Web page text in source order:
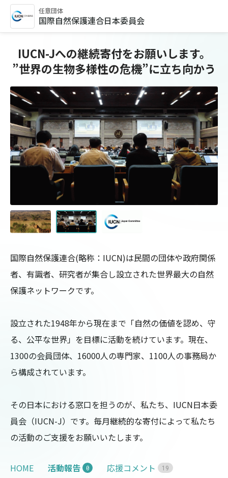
任意団体
国際自然保護連合日本委員会
IUCN-Jへの継続寄付をお願いします。
”世界の生物多様性の危機”に立ち向かう
国際自然保護連合(略称：IUCN)は民間の団体や政府関係
者、有識者、研究者が集合し設立された世界最大の自然
保護ネットワークです。
設立された1948年から現在まで「自然の価値を認め、守
る、公平な世界」を目標に活動を続けています。現在、
1300の会員団体、16000人の専門家、1100人の事務局か
ら構成されています。
その日本における窓口を担うのが、私たち、IUCN日本委
員会（IUCN-J）です。毎月継続的な寄付によって私たち
の活動のご支援をお願いいたします。
HOME 活動報告 0 応援コメント 1 9